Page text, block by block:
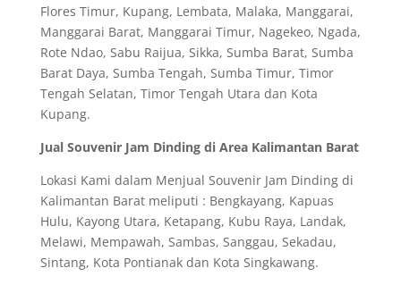
Flores Timur, Kupang, Lembata, Malaka, Manggarai,
Manggarai Barat, Manggarai Timur, Nagekeo, Ngada,
Rote Ndao, Sabu Raijua, Sikka, Sumba Barat, Sumba
Barat Daya, Sumba Tengah, Sumba Timur, Timor
Tengah Selatan, Timor Tengah Utara dan Kota
Kupang.
Jual Souvenir Jam Dinding di Area Kalimantan Barat
Lokasi Kami dalam Menjual Souvenir Jam Dinding di
Kalimantan Barat meliputi : Bengkayang, Kapuas
Hulu, Kayong Utara, Ketapang, Kubu Raya, Landak,
Melawi, Mempawah, Sambas, Sanggau, Sekadau,
Sintang, Kota Pontianak dan Kota Singkawang.